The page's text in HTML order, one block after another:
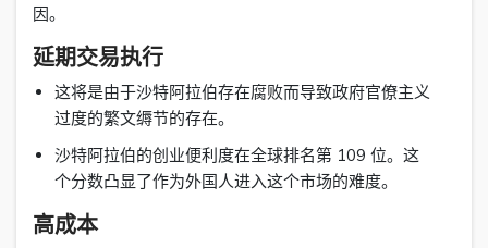
因。
延期交易执行
这将是由于沙特阿拉伯存在腐败而导致政府官僚主义
过度的繁文缛节的存在。
沙特阿拉伯的创业便利度在全球排名第 109 位。这
个分数凸显了作为外国人进入这个市场的难度。
高成本